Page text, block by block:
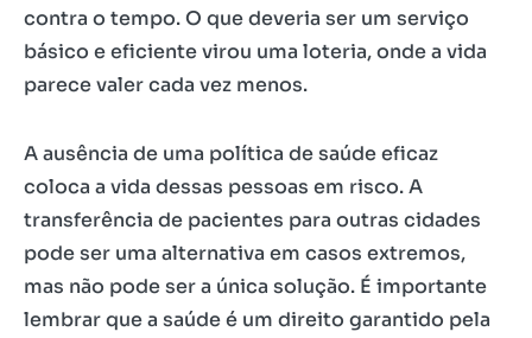
contra o tempo. O que deveria ser um serviço
básico e eficiente virou uma loteria, onde a vida
parece valer cada vez menos.
A ausência de uma política de saúde eficaz
coloca a vida dessas pessoas em risco. A
transferência de pacientes para outras cidades
pode ser uma alternativa em casos extremos,
mas não pode ser a única solução. É importante
lembrar que a saúde é um direito garantido pela